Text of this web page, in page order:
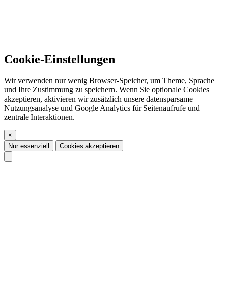
Cookie-Einstellungen
Wir verwenden nur wenig Browser-Speicher, um Theme, Sprache
und Ihre Zustimmung zu speichern. Wenn Sie optionale Cookies
akzeptieren, aktivieren wir zusätzlich unsere datensparsame
Nutzungsanalyse und Google Analytics für Seitenaufrufe und
zentrale Interaktionen.
×
Nur essenziell
Cookies akzeptieren